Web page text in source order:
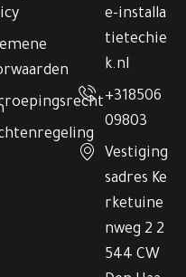
e-installa
tietechie
k.nl
+318506
09803
Vestiging
sadres Ke
rketuine
nweg 2 2
544 CW